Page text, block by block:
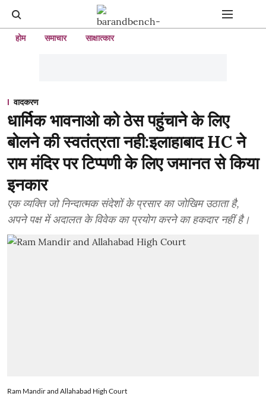
होम समाचार साक्षात्कार
वादकरण
धार्मिक भावनाओ को ठेस पहुंचाने के लिए
बोलने की स्वतंत्रता नही:इलाहाबाद HC ने
राम मंदिर पर टिप्पणी के लिए जमानत से किया
इनकार
एक व्यक्ति जो निन्दात्मक संदेशों के प्रसार का जोखिम उठाता है,
अपने पक्ष में अदालत के विवेक का प्रयोग करने का हकदार नहीं है।
Ram Mandir and Allahabad High Court